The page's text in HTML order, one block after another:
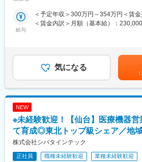
の強化
カスタマーサクセス・サポート：10名
■企業魅力：
★テクノロジーの力で歯科医療の課題
のもと、歯科医療の未来を変えるサー
★AIやSaaSを活用し、歯科医院の業務
新サービス「paylight X」を通じて、予
ョンなど医院運営全体の効率化を支援
◎完全未経験から活躍可能
多くの社員が未経験からのスタートで
てもワークライフバランスを重視でき
◎残業0時間を実現
完全予約制のため定時に帰宅いただく
■業務内容：
現在や将来の髪に対する不安や疑問を
状態に有効な当社商品をプランニング
（2）ヘアケアの実施
カウンセリングやシャンプーやマッサ
術を行います。
給与
＜予定年収＞300万円～354万円＜賃
＜賃金内訳＞月額（基本給）：
2回 （7月・12月）賃金はあくまでも
じて上下する可能性があります。月給
記です。
気になる
NEW
※未経験歓迎！【仙台】医療機器
て育成◎東北トップ級シェア／地
株式会社シバタインテック
正社員 職種未経験歓迎 業種未経験歓迎